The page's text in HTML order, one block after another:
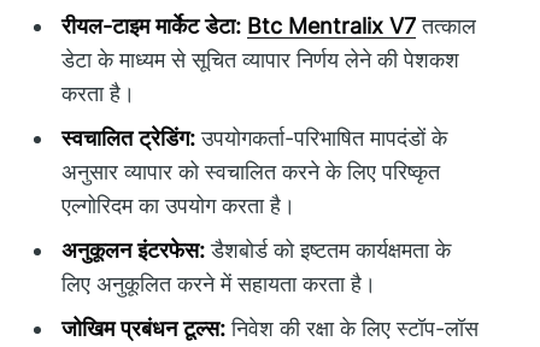
रीयल-टाइम मार्केट डेटा: Btc Mentralix V7तत्काल
डेटा के माध्यम से सूचित व्यापार निर्णय लेने की पेशकश
करता है।
स्वचालित ट्रेडिंग:उपयोगकर्ता-परिभाषित मापदंडों के
अनुसार व्यापार को स्वचालित करने के लिए परिष्कृत
एल्गोरिदम का उपयोग करता है।
अनुकूलन इंटरफेस:डैशबोर्ड को इष्टतम कार्यक्षमता के
लिए अनुकूलित करने में सहायता करता है।
जोखिम प्रबंधन टूल्स:निवेश की रक्षा के लिए स्टॉप-लॉस